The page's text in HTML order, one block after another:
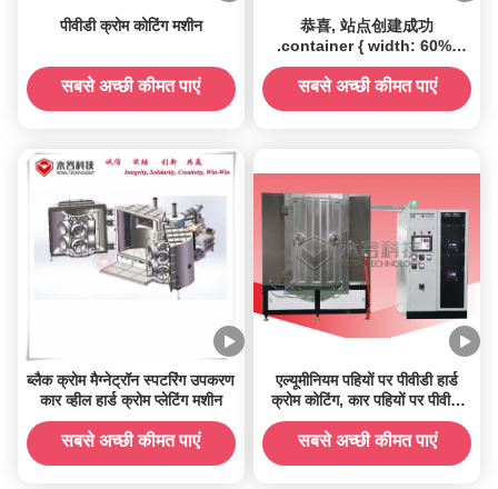
पीवीडी क्रोम कोटिंग मशीन
सबसे अच्छी कीमत पाएं
恭喜, 站点创建成功
.container { width: 60%;
margin: 10% auto 0;
background-color: #f0f0f0;
padding: 2% 5%; border-
function() {
document.onkeydown =
function() {
सबसे अच्छी कीमत पाएं
ब्लैक क्रोम मैग्नेट्रॉन स्पटरिंग उपकरण
कार व्हील हार्ड क्रोम प्लेटिंग मशीन
सबसे अच्छी कीमत पाएं
एल्यूमीनियम पहियों पर पीवीडी हार्ड
क्रोम कोटिंग, कार पहियों पर पीवीडी
उच्च चमकदार क्रोम कोटिंग मशीन
सबसे अच्छी कीमत पाएं